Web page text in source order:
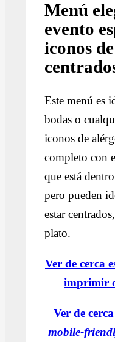
Menú
evento
iconos
Este menú es
bodas o
iconos de
completo con
que está
pero pueden
estar
plato.
Ver de cerca
imprimir
Ver de
mobile-